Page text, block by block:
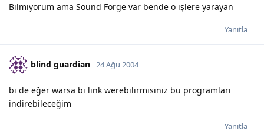
Bilmiyorum ama Sound Forge var bende o işlere yarayan
Yanıtla
blind guardian 24 Ağu 2004
bi de eğer warsa bi link werebilirmisiniz bu programları
indirebileceğim
Yanıtla